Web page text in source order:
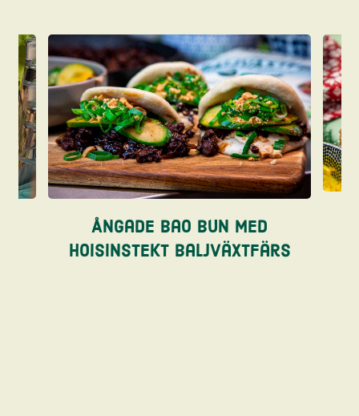
Ångade bao bun med
hoisinstekt baljväxtfärs